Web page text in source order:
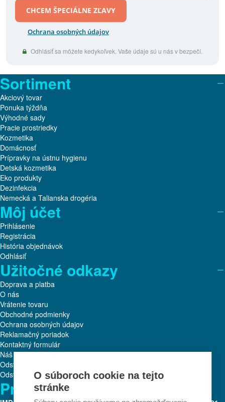
O súboroch cookie na tejto
stránke
CHCEM ŠPECIÁLNE ZĽAVY
Ochrana osobných údajov
Odhlásiť sa môžete kedykoľvek. Vaše údaje sú u nás v bezpečí.
Sortiment
Akciový tovar
Ponuka týždňa
Výhodné sady
Pracie prostriedky
Kozmetika
Domácnosť
Prípravky na ústnu hygienu
Detská kozmetika
Eko produkty
Dezinfekcia
Nemecká a Talianska drogéria
Môj účet
Prihlásenie
Registrácia
História objednávok
Odhlásiť
Užitočné odkazy
Doprava a platba
O nás
Vrátenie tovaru
Obchodné podmienky
Ochrana osobných údajov
Reklamačný poriadok
Kontaktný formulár
Náš tím
Odstúpenie od zmluvy
Odstúpiť od zmluvy tu
Prevádzkovateľ: